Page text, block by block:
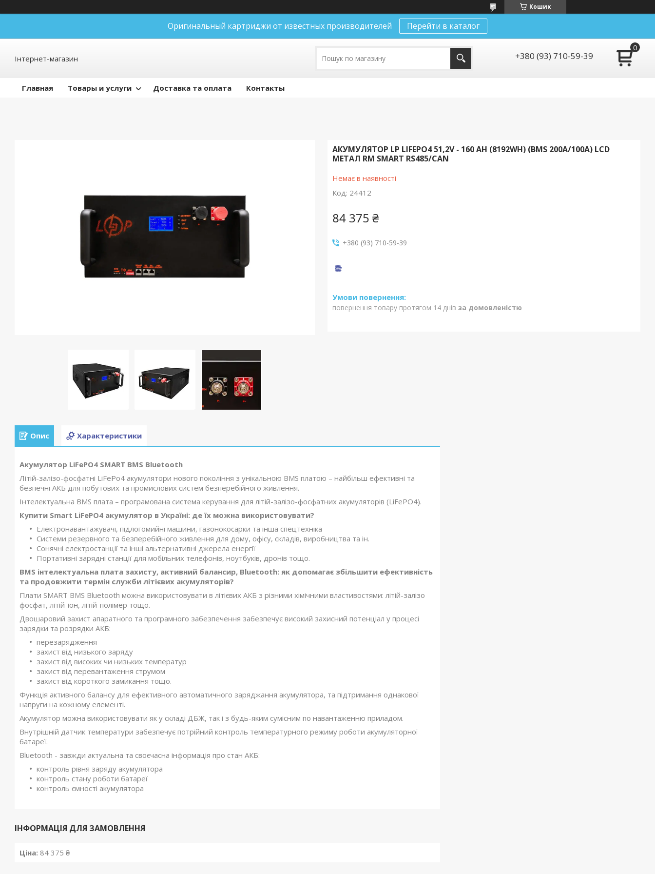
Кошик
Оригинальный картриджи от известных производителей Перейти в каталог
Інтернет-магазин +380 (93) 710-59-39
Главная Товары и услуги Доставка та оплата Контакты
АКУМУЛЯТОР LP LIFEPO4 51,2V - 160 AH (8192WH) (BMS 200A/100А) LCD
МЕТАЛ RM SMART RS485/CAN
Немає в наявності
Код: 24412
84 375 ₴
+380 (93) 710-59-39
повернення товару протягом 14 днів за домовленістю
Опис Характеристики
Акумулятор LiFePO4 SMART BMS Bluetooth
Літій-залізо-фосфатні LiFePo4 акумулятори нового покоління з унікальною BMS платою – найбільш ефективні та
безпечні АКБ для побутових та промислових систем безперебійного живлення.
Інтелектуальна BMS плата – програмована система керування для літій-залізо-фосфатних акумуляторів (LiFePO4).
Купити Smart LiFePO4 акумулятор в Україні: де їх можна використовувати?
Електронавантажувачі, підлогомийні машини, газонокосарки та інша спецтехніка
Системи резервного та безперебійного живлення для дому, офісу, складів, виробництва та ін.
Сонячні електростанції та інші альтернативні джерела енергії
Портативні зарядні станції для мобільних телефонів, ноутбуків, дронів тощо.
BMS інтелектуальна плата захисту, активний балансир, Bluetooth: як допомагає збільшити ефективність
та продовжити термін служби літієвих акумуляторів?
Плати SMART BMS Bluetooth можна використовувати в літієвих АКБ з різними хімічними властивостями: літій-залізо
фосфат, літій-іон, літій-полімер тощо.
Двошаровий захист апаратного та програмного забезпечення забезпечує високий захисний потенціал у процесі
зарядки та розрядки АКБ:
перезарядження
захист від низького заряду
захист від високих чи низьких температур
захист від перевантаження струмом
захист від короткого замикання тощо.
Функція активного балансу для ефективного автоматичного заряджання акумулятора, та підтримання однакової
напруги на кожному елементі.
Акумулятор можна використовувати як у складі ДБЖ, так і з будь-яким сумісним по навантаженню приладом.
Внутрішній датчик температури забезпечує потрійний контроль температурного режиму роботи акумуляторної
батареї.
Bluetooth - завжди актуальна та своєчасна інформація про стан АКБ:
контроль рівня заряду акумулятора
контроль стану роботи батареї
контроль ємності акумулятора
ІНФОРМАЦІЯ ДЛЯ ЗАМОВЛЕННЯ
Ціна: 84 375 ₴